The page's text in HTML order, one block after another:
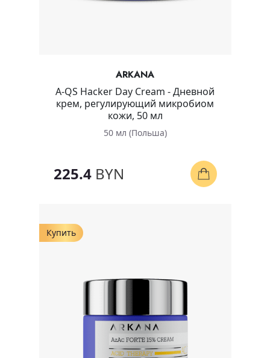
ARKANA
A-QS Hacker Day Cream - Дневной
крем, регулирующий микробиом
кожи, 50 мл
50 мл (Польша)
225.4 BYN
Купить